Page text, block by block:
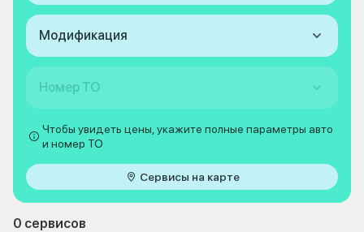
Модификация
Номер ТО
Чтобы увидеть цены, укажите полные параметры авто
и номер ТО
Сервисы на карте
0 сервисов